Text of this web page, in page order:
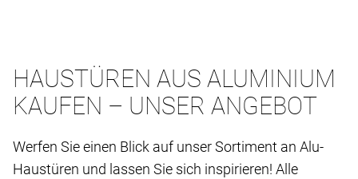
HAUSTÜREN AUS ALUMINIUM
KAUFEN – UNSER ANGEBOT
Werfen Sie einen Blick auf unser Sortiment an Alu-
Haustüren und lassen Sie sich inspirieren! Alle